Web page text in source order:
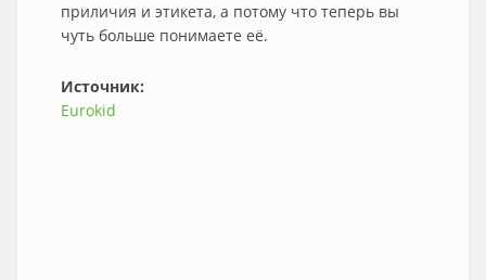
приличия и этикета, а потому что теперь вы
чуть больше понимаете её.
Источник:
Eurokid